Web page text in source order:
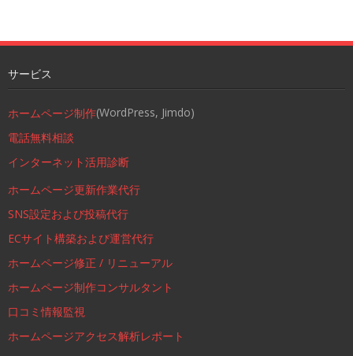
サービス
ホームページ制作(WordPress, Jimdo)
電話無料相談
インターネット活用診断
ホームページ更新作業代行
SNS設定および投稿代行
ECサイト構築および運営代行
ホームページ修正 / リニューアル
ホームページ制作コンサルタント
口コミ情報監視
ホームページアクセス解析レポート